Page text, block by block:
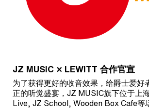
JZ MUSIC × LEWITT 合作官宣
为了获得更好的收音效果，给爵士爱好
正的听觉盛宴，JZ MUSIC旗下位于上
Live, JZ School, Wooden Box Cafe等